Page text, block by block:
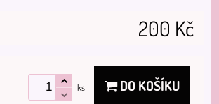
200 Kč
ks DO KOŠÍKU